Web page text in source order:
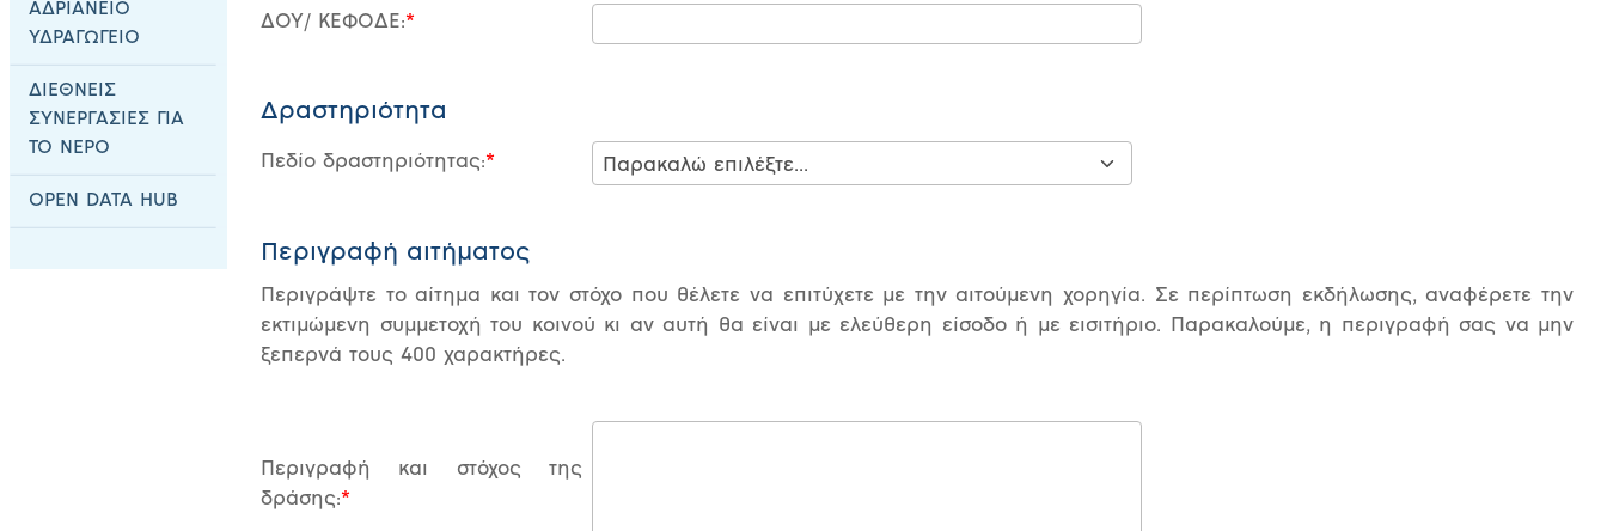
ΑΔΡΙΑΝΕΙΟ
ΥΔΡΑΓΩΓΕΙΟ
ΔΙΕΘΝΕΙΣ
ΣΥΝΕΡΓΑΣΙΕΣ ΓΙΑ
ΤΟ ΝΕΡΟ
OPEN DATA HUB
ΔΟΥ/ ΚΕΦΟΔΕ:
Δραστηριότητα
Πεδίο δραστηριότητας:
Περιγραφή αιτήματος
Περιγράψτε το αίτημα και τον στόχο που θέλετε να επιτύχετε με την αιτούμενη χορηγία. Σε περίπτωση εκδήλωσης, αναφέρετε την
εκτιμώμενη συμμετοχή του κοινού κι αν αυτή θα είναι με ελεύθερη είσοδο ή με εισιτήριο. Παρακαλούμε, η περιγραφή σας να μην
ξεπερνά τους 400 χαρακτήρες.
Περιγραφή και στόχος της
δράσης: